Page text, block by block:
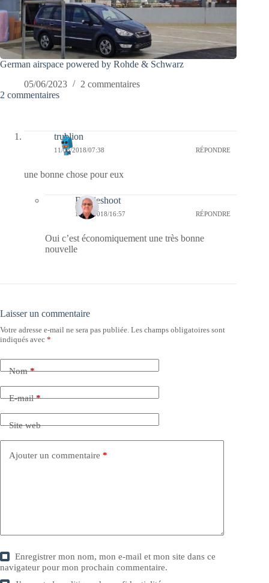
German airspace powered by Rohde & Schwarz
05/06/2023
2 commentaires
2 commentaires
trublion
11/03/2018/07:38 RÉPONDRE
une bonne chose pour eux
Bernieshoot
11/03/2018/16:57 RÉPONDRE
Oui c’est économiquement une très bonne
nouvelle
Laisser un commentaire
Votre adresse e-mail ne sera pas publiée. Les champs obligatoires sont
indiqués avec *
Nom*
E-mail*
Site web
Ajouter un commentaire *
Enregistrer mon nom, mon e-mail et mon site dans ce
navigateur pour mon prochain commentaire.